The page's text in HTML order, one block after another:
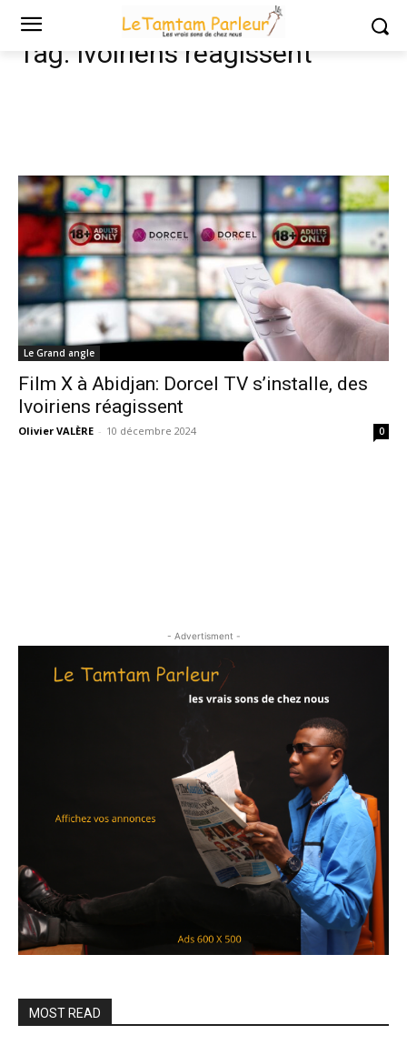
Tags Ivoiriens réagissent
Tag: Ivoiriens réagissent
Le Grand angle
Film X à Abidjan: Dorcel TV s’installe, des
Ivoiriens réagissent
Olivier VALÈRE - 10 décembre 2024 0
- Advertisment -
MOST READ